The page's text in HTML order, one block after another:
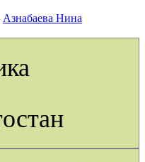
Азнабаева Нина